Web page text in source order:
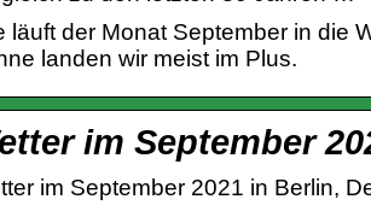
läuft der Monat September in die
landen wir meist im Plus.
im September
im September 2021 in Berlin,